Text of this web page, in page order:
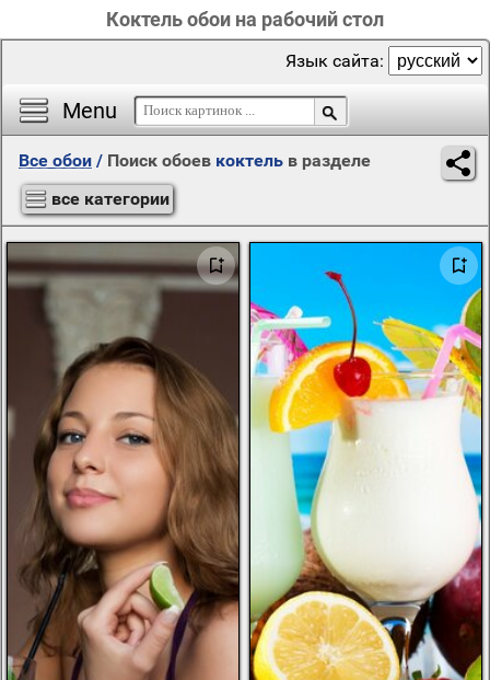
Коктель обои на рабочий стол
Menu
Язык сайта:
Все обои / Поиск обоев коктель в разделе
все категории